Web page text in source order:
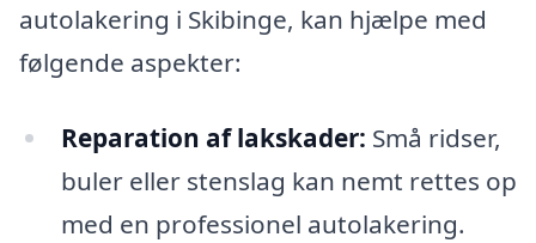
autolakering i Skibinge, kan hjælpe med
følgende aspekter:
Reparation af lakskader: Små ridser,
buler eller stenslag kan nemt rettes op
med en professionel autolakering.